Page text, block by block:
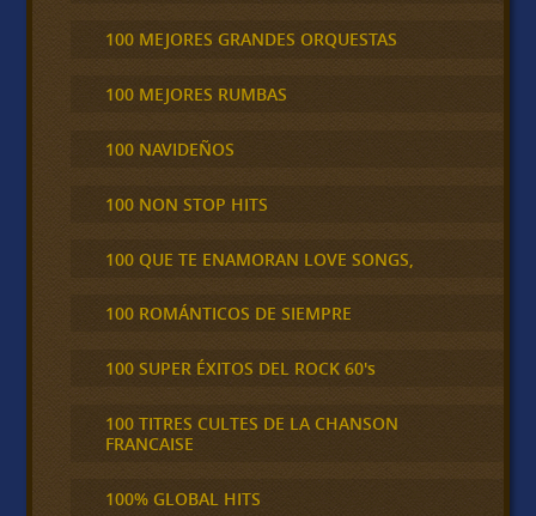
100 MEJORES GRANDES ORQUESTAS
100 MEJORES RUMBAS
100 NAVIDEÑOS
100 NON STOP HITS
100 QUE TE ENAMORAN LOVE SONGS,
100 ROMÁNTICOS DE SIEMPRE
100 SUPER ÉXITOS DEL ROCK 60's
100 TITRES CULTES DE LA CHANSON
FRANCAISE
100% GLOBAL HITS